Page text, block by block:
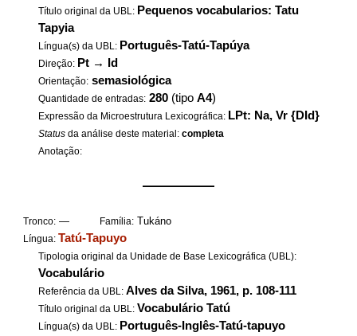
Título original da UBL: Pequenos vocabularios: Tatu
Tapyia
Língua(s) da UBL: Português-Tatú-Tapúya
Direção: Pt → Id
Orientação: semasiológica
Quantidade de entradas: 280 (tipoA4)
Expressão da Microestrutura Lexicográfica: LPt: Na, Vr {DId}
Status da análise deste material:completa
Anotação:
——————
Tronco: — Família: Tukáno
Língua: Tatú-Tapuyo
Tipologia original da Unidade de Base Lexicográfica (UBL):
Vocabulário
Referência da UBL:Alves da Silva, 1961, p. 108-111
Título original da UBL: Vocabulário Tatú
Língua(s) da UBL: Português-Inglês-Tatú-tapuyo